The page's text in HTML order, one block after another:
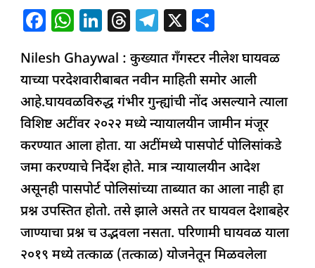
F
c
e
b
o
o
k
W
at
s
A
p
p
Li
k
e
dI
n
T
re
a
d
s
T
el
e
g
ra
m
X
h
ar
e
Nilesh Ghaywal : कुख्यात गँगस्टर नीलेश घायवळ
याच्या परदेशवारीबाबत नवीन माहिती समोर आली
आहे.घायवळविरुद्ध गंभीर गुन्ह्यांची नोंद असल्याने त्याला
विशिष्ट अटींवर २०२२ मध्ये न्यायालयीन जामीन मंजूर
करण्यात आला होता. या अटींमध्ये पासपोर्ट पोलिसांकडे
जमा करण्याचे निर्देश होते. मात्र न्यायालयीन आदेश
असूनही पासपोर्ट पोलिसांच्या ताब्यात का आला नाही हा
प्रश्न उपस्तित होतो. तसे झाले असते तर घायवल देशाबहेर
जाण्याचा प्रश्न च उद्भवला नसता. परिणामी घायवळ याला
२०१९ मध्ये तत्काळ (तत्काळ) योजनेतून मिळवलेला
जप्तीसाठी
कारणे
दाखवा
नोटीस